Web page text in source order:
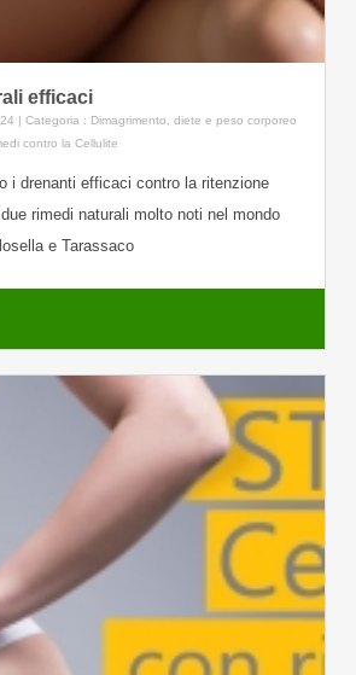
efficaci
| Categoria : Dimagrimento, diete e peso corporeo
contro la Cellulite
i drenanti efficaci contro la ritenzione
rimedi naturali molto noti nel mondo
e Tarassaco